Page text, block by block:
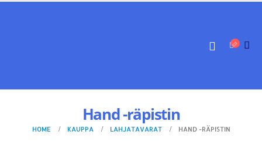
Hand -räpistin
HOME KAUPPA LAHJATAVARAT HAND -RÄPISTIN